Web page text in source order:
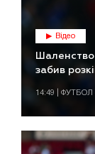
Відео
Шаленство
забив
14:49 | ФУТБОЛ